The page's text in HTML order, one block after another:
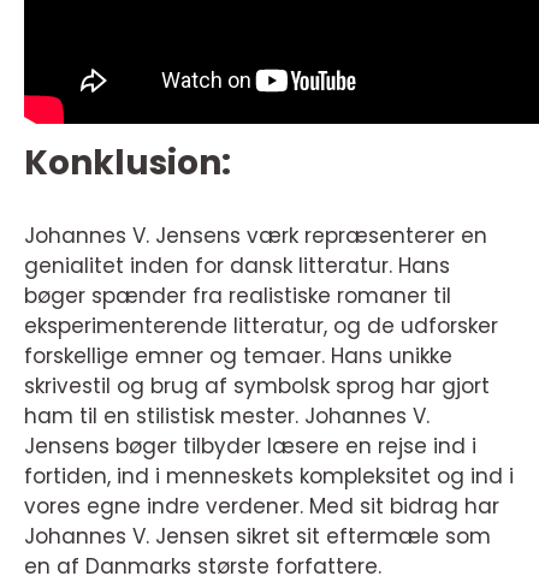
Konklusion:
Johannes V. Jensens værk repræsenterer en
genialitet inden for dansk litteratur. Hans
bøger spænder fra realistiske romaner til
eksperimenterende litteratur, og de udforsker
forskellige emner og temaer. Hans unikke
skrivestil og brug af symbolsk sprog har gjort
ham til en stilistisk mester. Johannes V.
Jensens bøger tilbyder læsere en rejse ind i
fortiden, ind i menneskets kompleksitet og ind i
vores egne indre verdener. Med sit bidrag har
Johannes V. Jensen sikret sit eftermæle som
en af Danmarks største forfattere.